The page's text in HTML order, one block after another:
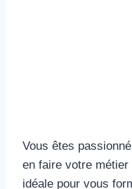
Vous êtes
en faire votre métier
idéale pour vous